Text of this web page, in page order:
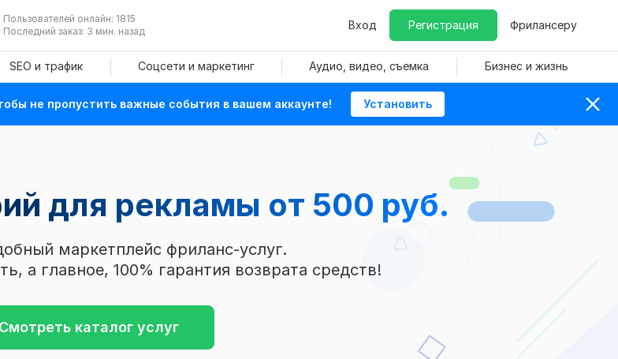
Пользователей онлайн: 1815
Последний заказ: 3 мин. назад
Вход Регистрация Фрилансеру
SEO и трафик Соцсети и маркетинг Аудио, видео, съемка Бизнес и жизнь
не пропустить важные события в вашем аккаунте! Установить
для рекламы от 500 руб.
маркетплейс фриланс-услуг.
а главное, 100% гарантия возврата средств!
Смотреть каталог услуг